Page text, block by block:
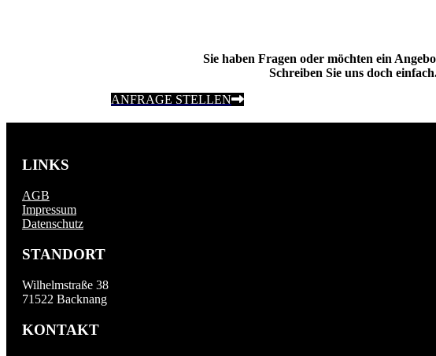
Sie haben Fragen oder möchten ein
Schreiben Sie uns doch
ANFRAGE STELLEN
LINKS
AGB
Impressum
Datenschutz
STANDORT
Wilhelmstraße 38
71522 Backnang
KONTAKT